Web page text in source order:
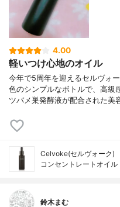
4.00
軽いつけ心地のオイル
今年で5周年を迎えるセルヴォ
色のシンプルなボトルで、高級
ツバメ巣発酵液が配合された美
Celvoke(セルヴォーク)
コンセントレートオイル
鈴木まむ